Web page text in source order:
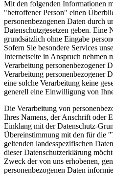
Mit den folgenden Informationen
"betroffener Person" einen
personenbezogenen Daten durch
Datenschutzgesetzen geben. Eine
grundsätzlich ohne Eingabe
Sofern Sie besondere Services
Internetseite in Anspruch nehmen
Verarbeitung personenbezogener
Verarbeitung personenbezogener
eine solche Verarbeitung keine
generell eine Einwilligung von
Die Verarbeitung von
Ihres Namens, der Anschrift oder
Einklang mit der Datenschutz-
Übereinstimmung mit den für die
geltenden landesspezifischen
dieser Datenschutzerklärung
Zweck der von uns erhobenen,
personenbezogenen Daten